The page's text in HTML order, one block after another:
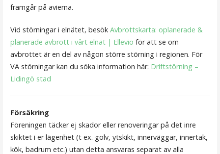
framgår på avierna.
Vid störningar i elnätet, besök Avbrottskarta: oplanerade &
planerade avbrott i vårt elnät | Ellevio för att se om
avbrottet är en del av någon större störning i regionen. För
VA störningar kan du söka information här: Driftstörning –
Lidingö stad
Försäkring
Föreningen täcker ej skador eller renoveringar på det inre
skiktet i er lägenhet (t ex. golv, ytskikt, innerväggar, innertak,
kök, badrum etc.) utan detta ansvaras separat av alla